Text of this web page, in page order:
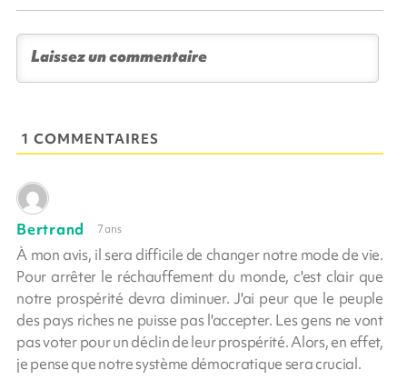
1 COMMENTAIRES
Bertrand 7 ans
À mon avis, il sera difficile de changer notre mode de vie.
Pour arrêter le réchauffement du monde, c'est clair que
notre prospérité devra diminuer. J'ai peur que le peuple
des pays riches ne puisse pas l'accepter. Les gens ne vont
pas voter pour un déclin de leur prospérité. Alors, en effet,
je pense que notre système démocratique sera crucial.